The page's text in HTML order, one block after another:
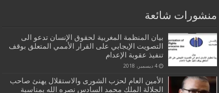
منشورات شائعة
بيان المنظمة المغربية لحقوق الإنسان تدعو الى
التصويت الإيجابي على القرار الأممي المتعلق بوقف
تنفيذ عقوبة الإعدام
4 ديسمبر، 2018
الأمين العام لحزب الشورى والاستقلال يهنئ صاحب
الجلالة الملك محمد السادس نصره الله بمناسبة